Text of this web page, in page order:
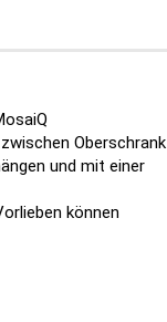
Oberschrank
und mit einer
können